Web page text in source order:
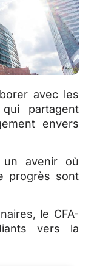
avec les
partagent
envers
un avenir où
progrès sont
le CFA-
vers la